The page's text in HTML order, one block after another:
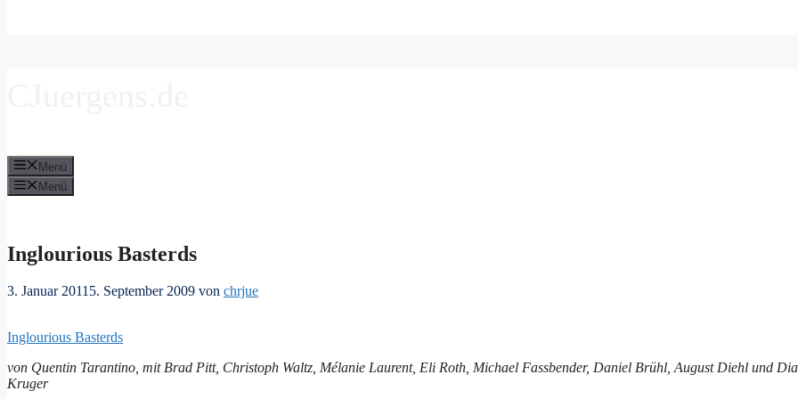
Menü
Menü
Inglourious Basterds
3. Januar 20115. September 2009 von chrjue
Inglourious Basterds
von Quentin Tarantino, mit Brad Pitt, Christoph Waltz, Mélanie Laurent, Eli Roth, Michael Fassbender, Daniel Brühl, August Diehl und
Kruger